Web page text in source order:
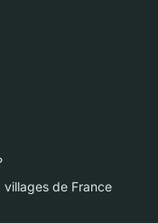
de France